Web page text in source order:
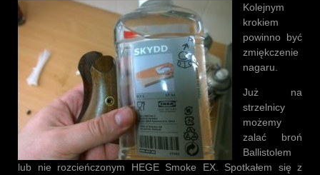
Kolejnym
krokiem
powinno być
zmiękczenie
nagaru.
Już na
strzelnicy
możemy
zalać broń
Ballistolem
lub nie rozcieńczonym HEGE Smoke EX. Spotkałem się z